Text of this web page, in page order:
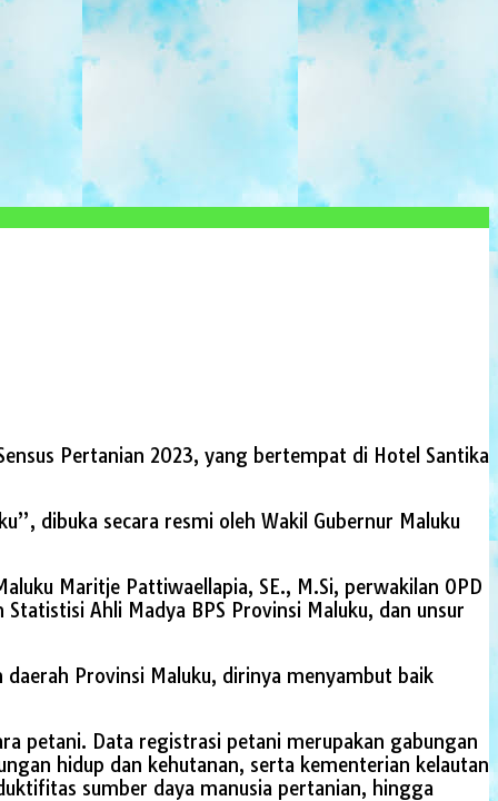
Pertanian 2023, yang bertempat di Hotel Santika
dibuka secara resmi oleh Wakil Gubernur Maluku
Maritje Pattiwaellapia, SE., M.Si, perwakilan OPD
Ahli Madya BPS Provinsi Maluku, dan unsur
Provinsi Maluku, dirinya menyambut baik
petani. Data registrasi petani merupakan gabungan
hidup dan kehutanan, serta kementerian kelautan
sumber daya manusia pertanian, hingga